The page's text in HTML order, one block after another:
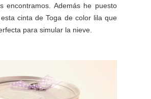
encontramos. Además he puesto
cinta de Toga de color lila que
para simular la nieve.